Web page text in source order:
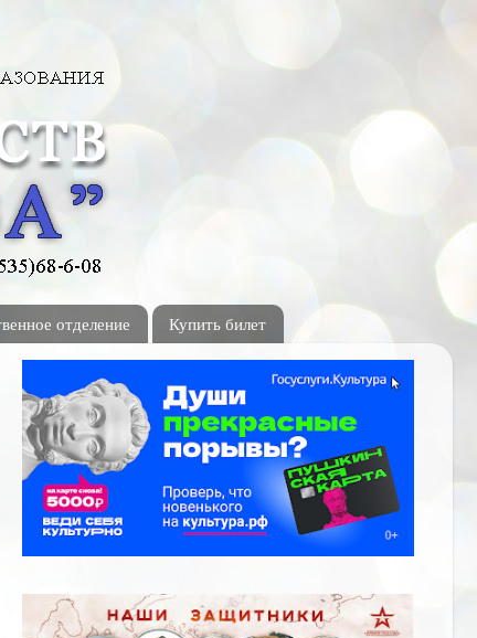
отделение Купить билет